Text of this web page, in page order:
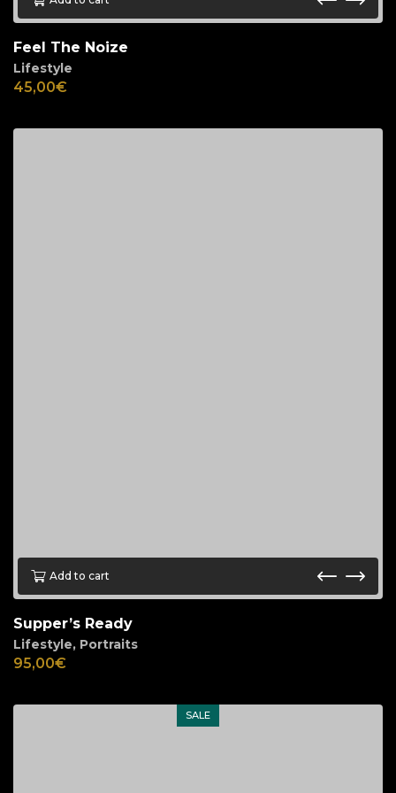
Feel The Noize
Lifestyle
45,00€
Add to cart
Supper’s Ready
Lifestyle, Portraits
95,00€
SALE